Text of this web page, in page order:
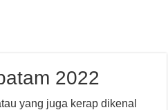
2022
yang juga kerap dikenal